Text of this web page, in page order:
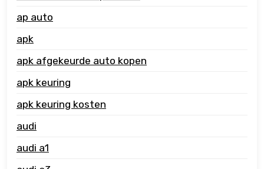
ap auto
apk
apk afgekeurde auto kopen
apk keuring
apk keuring kosten
audi
audi a1